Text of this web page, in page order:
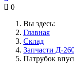
0
Вы здесь:
Главная
Склад
Запчасти Д-
Патрубок